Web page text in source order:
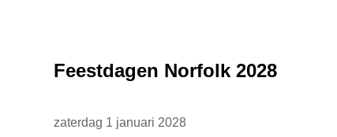
Feestdagen Norfolk 2028
zaterdag 1 januari 2028